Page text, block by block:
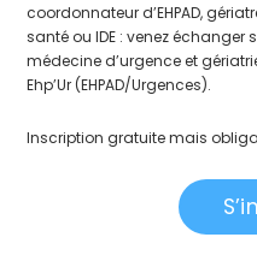
coordonnateur d’EHPAD,
santé ou IDE : venez échanger
médecine d’urgence et
Ehp’Ur (EHPAD/Urgences).
Inscription gratuite mais